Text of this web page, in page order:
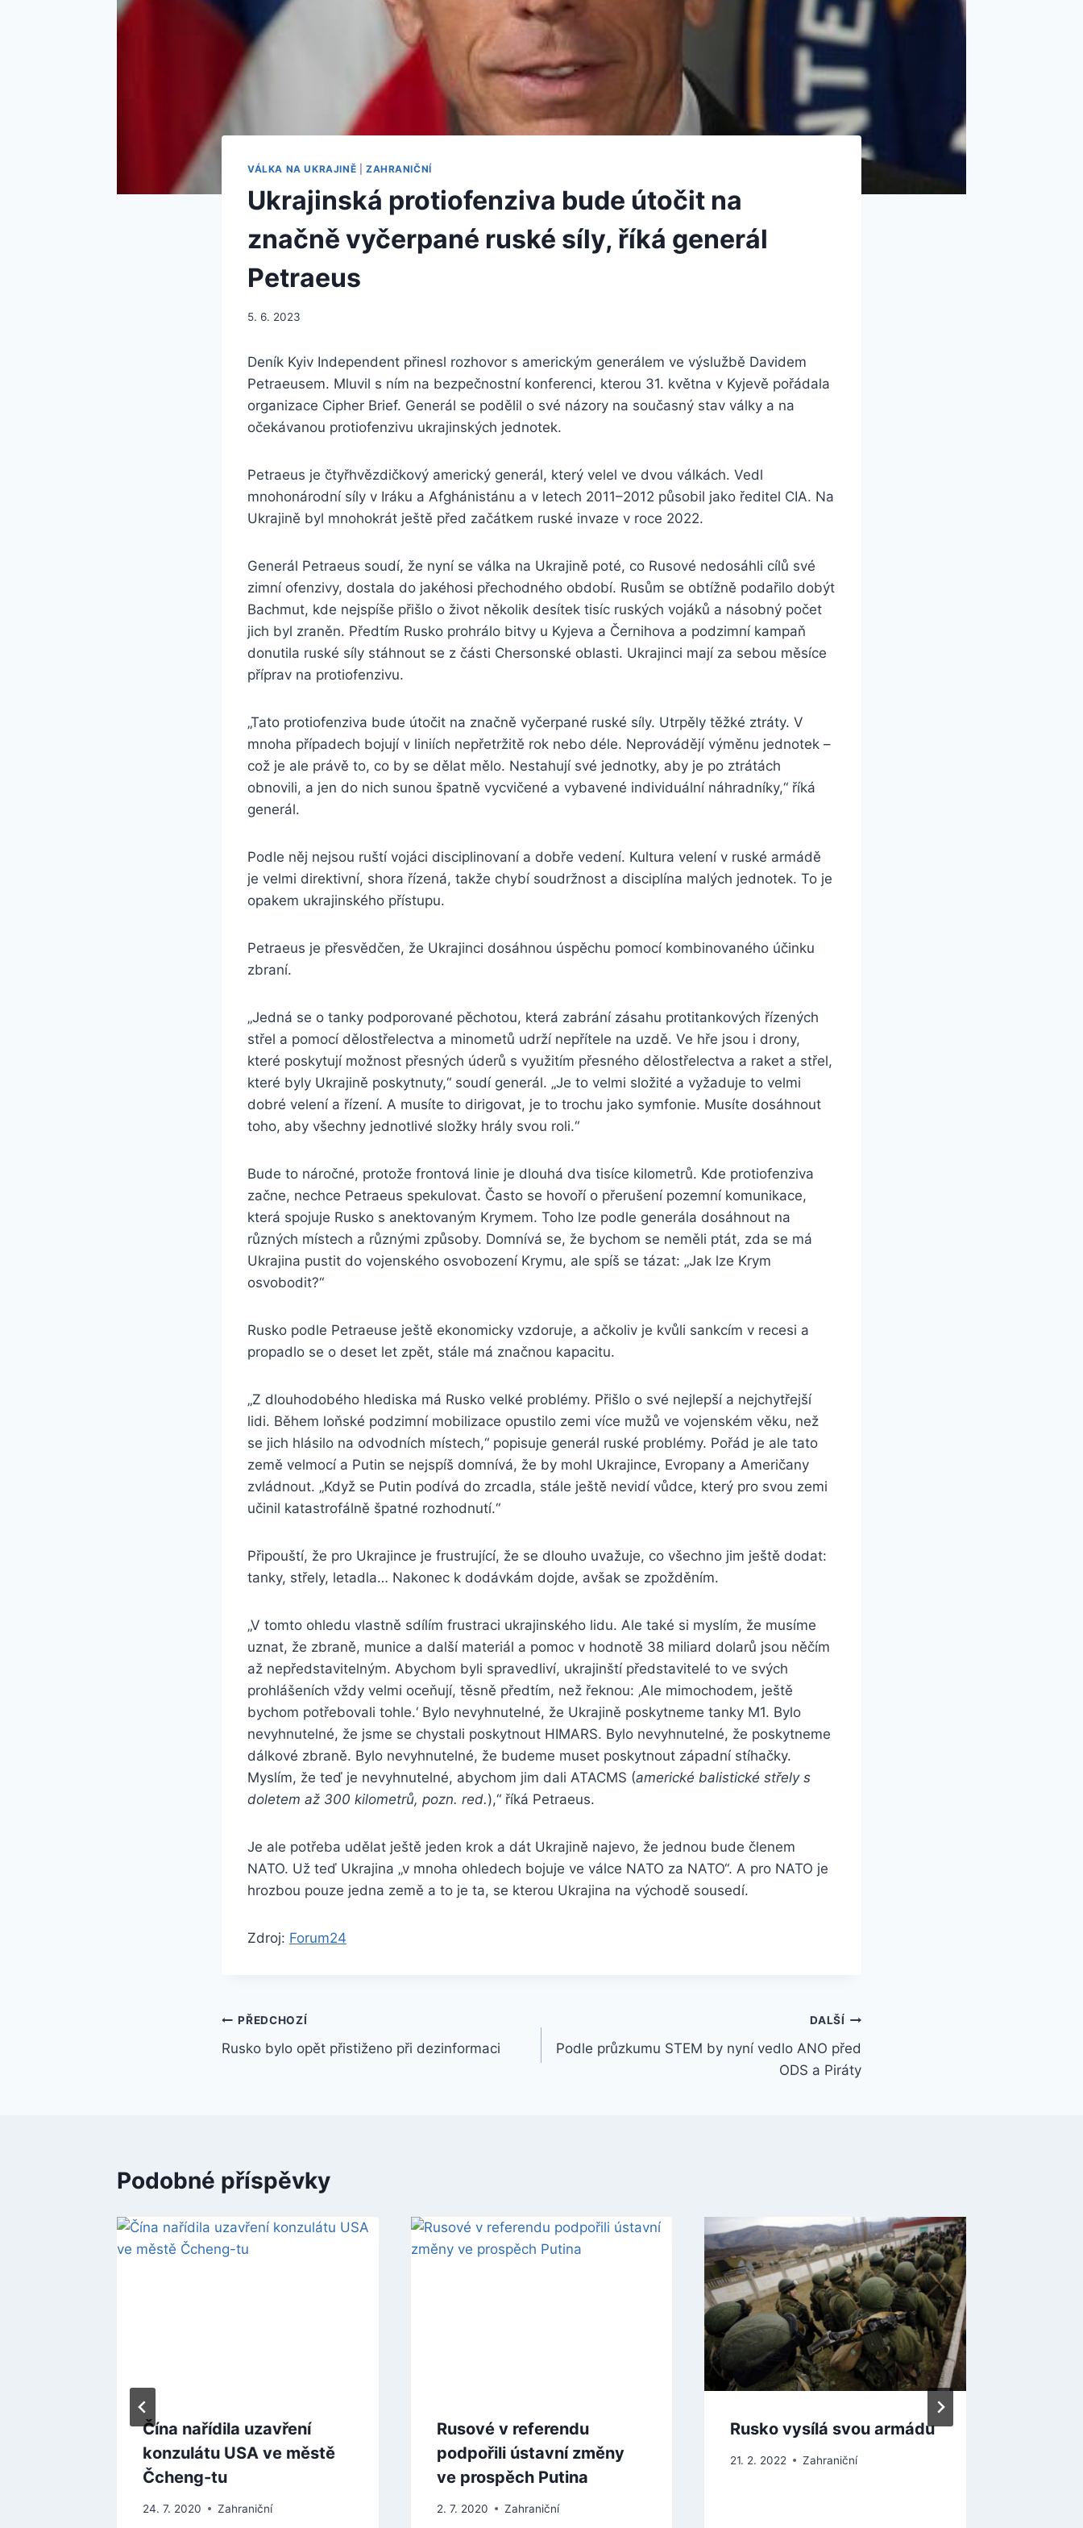
VÁLKA NA UKRAJINĚ ZAHRANIČNÍ
Ukrajinská protiofenziva bude útočit na
značně vyčerpané ruské síly, říká generál
Petraeus
5. 6. 2023
Deník Kyiv Independent přinesl rozhovor s americkým generálem ve výslužbě Davidem
Petraeusem. Mluvil s ním na bezpečnostní konferenci, kterou 31. května v Kyjevě pořádala
organizace Cipher Brief. Generál se podělil o své názory na současný stav války a na
očekávanou protiofenzivu ukrajinských jednotek.
Petraeus je čtyřhvězdičkový americký generál, který velel ve dvou válkách. Vedl
mnohonárodní síly v Iráku a Afghánistánu a v letech 2011⁠–2012 působil jako ředitel CIA. Na
Ukrajině byl mnohokrát ještě před začátkem ruské invaze v roce 2022.
Generál Petraeus soudí, že nyní se válka na Ukrajině poté, co Rusové nedosáhli cílů své
zimní ofenzivy, dostala do jakéhosi přechodného období. Rusům se obtížně podařilo dobýt
Bachmut, kde nejspíše přišlo o život několik desítek tisíc ruských vojáků a násobný počet
jich byl zraněn. Předtím Rusko prohrálo bitvy u Kyjeva a Černihova a podzimní kampaň
donutila ruské síly stáhnout se z části Chersonské oblasti. Ukrajinci mají za sebou měsíce
příprav na protiofenzivu.
„Tato protiofenziva bude útočit na značně vyčerpané ruské síly. Utrpěly těžké ztráty. V
mnoha případech bojují v liniích nepřetržitě rok nebo déle. Neprovádějí výměnu jednotek –
což je ale právě to, co by se dělat mělo. Nestahují své jednotky, aby je po ztrátách
obnovili, a jen do nich sunou špatně vycvičené a vybavené individuální náhradníky,“ říká
generál.
Podle něj nejsou ruští vojáci disciplinovaní a dobře vedení. Kultura velení v ruské armádě
je velmi direktivní, shora řízená, takže chybí soudržnost a disciplína malých jednotek. To je
opakem ukrajinského přístupu.
Petraeus je přesvědčen, že Ukrajinci dosáhnou úspěchu pomocí kombinovaného účinku
zbraní.
„Jedná se o tanky podporované pěchotou, která zabrání zásahu protitankových řízených
střel a pomocí dělostřelectva a minometů udrží nepřítele na uzdě. Ve hře jsou i drony,
které poskytují možnost přesných úderů s využitím přesného dělostřelectva a raket a střel,
které byly Ukrajině poskytnuty,“ soudí generál. „Je to velmi složité a vyžaduje to velmi
dobré velení a řízení. A musíte to dirigovat, je to trochu jako symfonie. Musíte dosáhnout
toho, aby všechny jednotlivé složky hrály svou roli.“
Bude to náročné, protože frontová linie je dlouhá dva tisíce kilometrů. Kde protiofenziva
začne, nechce Petraeus spekulovat. Často se hovoří o přerušení pozemní komunikace,
která spojuje Rusko s anektovaným Krymem. Toho lze podle generála dosáhnout na
různých místech a různými způsoby. Domnívá se, že bychom se neměli ptát, zda se má
Ukrajina pustit do vojenského osvobození Krymu, ale spíš se tázat: „Jak lze Krym
osvobodit?“
Rusko podle Petraeuse ještě ekonomicky vzdoruje, a ačkoliv je kvůli sankcím v recesi a
propadlo se o deset let zpět, stále má značnou kapacitu.
„Z dlouhodobého hlediska má Rusko velké problémy. Přišlo o své nejlepší a nejchytřejší
lidi. Během loňské podzimní mobilizace opustilo zemi více mužů ve vojenském věku, než
se jich hlásilo na odvodních místech,“ popisuje generál ruské problémy. Pořád je ale tato
země velmocí a Putin se nejspíš domnívá, že by mohl Ukrajince, Evropany a Američany
zvládnout. „Když se Putin podívá do zrcadla, stále ještě nevidí vůdce, který pro svou zemi
učinil katastrofálně špatné rozhodnutí.“
Připouští, že pro Ukrajince je frustrující, že se dlouho uvažuje, co všechno jim ještě dodat:
tanky, střely, letadla… Nakonec k dodávkám dojde, avšak se zpožděním.
„V tomto ohledu vlastně sdílím frustraci ukrajinského lidu. Ale také si myslím, že musíme
uznat, že zbraně, munice a další materiál a pomoc v hodnotě 38 miliard dolarů jsou něčím
až nepředstavitelným. Abychom byli spravedliví, ukrajinští představitelé to ve svých
prohlášeních vždy velmi oceňují, těsně předtím, než řeknou: ‚Ale mimochodem, ještě
bychom potřebovali tohle.‘ Bylo nevyhnutelné, že Ukrajině poskytneme tanky M1. Bylo
nevyhnutelné, že jsme se chystali poskytnout HIMARS. Bylo nevyhnutelné, že poskytneme
dálkové zbraně. Bylo nevyhnutelné, že budeme muset poskytnout západní stíhačky.
Myslím, že teď je nevyhnutelné, abychom jim dali ATACMS (americké balistické střely s
doletem až 300 kilometrů, pozn. red.),“ říká Petraeus.
Je ale potřeba udělat ještě jeden krok a dát Ukrajině najevo, že jednou bude členem
NATO. Už teď Ukrajina „v mnoha ohledech bojuje ve válce NATO za NATO“. A pro NATO je
hrozbou pouze jedna země a to je ta, se kterou Ukrajina na východě sousedí.
Zdroj: Forum24
Navigace
pro
PŘEDCHOZÍ
Rusko bylo opět přistiženo při dezinformaci
DALŠÍ
Podle průzkumu STEM by nyní vedlo ANO před
ODS a Piráty
Podobné příspěvky
Čína nařídila uzavření
konzulátu USA ve městě
Čcheng-tu
24. 7. 2020 Zahraniční
Rusové v referendu
podpořili ústavní změny
ve prospěch Putina
2. 7. 2020 Zahraniční
Rusko vysílá svou armádu
21. 2. 2022 Zahraniční